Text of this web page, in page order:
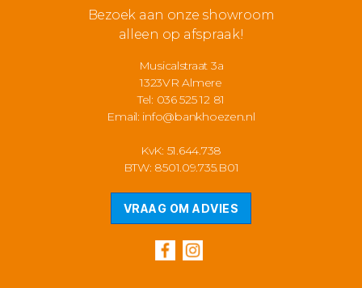
Bezoek aan onze showroom
alleen op afspraak!
Musicalstraat 3a
1323VR Almere
Tel: 036 525 12 81
Email: info@bankhoezen.nl
KvK: 51.644.738
BTW: 8501.09.735.B01
VRAAG OM ADVIES